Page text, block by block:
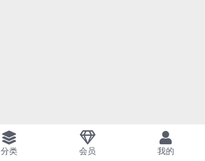
分类 会员 我的